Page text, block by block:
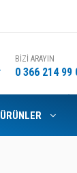
BİZİ ARAYIN
0 366 214 99
ÜRÜNLER